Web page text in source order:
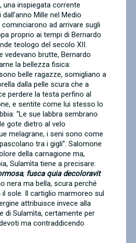
una inspiegata corrente
Mille nel Medio
ad arrivare sugli
proprio ai tempi di Bernardo
teologo del secolo XII.
vedevano brutte, Bernardo
la bellezza fisica:
belle ragazze, somigliano a
dalla pelle scura che a
perdere la testa perfino al
e sentite come lui stesso lo
“Le sue labbra sembrano
gote dietro al velo
melagrane, i seni sono come
tra i gigli”. Salomone
della carnagione ma,
Sulamìta tiene a precisare:
, fusca quia decoloravit
nera ma bella, scura perché
sole. Il cartiglio marmoreo sul
attribuisce invece alla
di Sulamìta, certamente per
ma contraddicendo